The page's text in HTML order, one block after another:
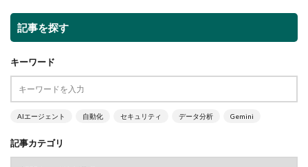
記事を探す
キーワード
AIエージェント 自動化 セキュリティ データ分析 Gemini
記事カテゴリ